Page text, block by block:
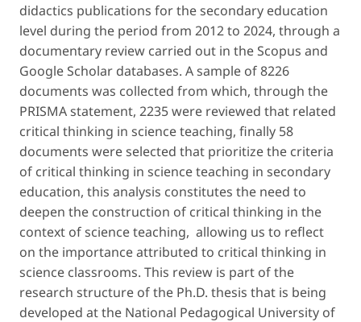
didactics publications for the secondary education
level during the period from 2012 to 2024, through a
documentary review carried out in the Scopus and
Google Scholar databases. A sample of 8226
documents was collected from which, through the
PRISMA statement, 2235 were reviewed that related
critical thinking in science teaching, finally 58
documents were selected that prioritize the criteria
of critical thinking in science teaching in secondary
education, this analysis constitutes the need to
deepen the construction of critical thinking in the
context of science teaching, allowing us to reflect
on the importance attributed to critical thinking in
science classrooms. This review is part of the
research structure of the Ph.D. thesis that is being
developed at the National Pedagogical University of